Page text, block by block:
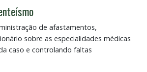
de afastamentos,
sobre as especialidades médicas
caso e controlando faltas